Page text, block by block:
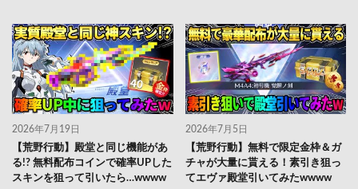
2026年7月19日
【荒野行動】殿堂と同じ機能があ
る!? 無料配布コインで確率UPした
スキンを狙って引いたら…wwww
2026年7月5日
【荒野行動】無料で限定金枠＆ガ
チャが大量に貰える！素引き狙っ
てエヴァ殿堂引いてみたwwww